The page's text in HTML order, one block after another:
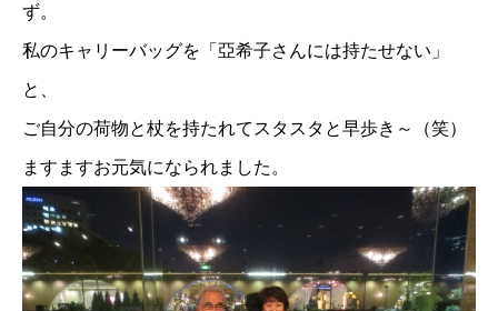
ず。
私のキャリーバッグを「亞希子さんには持たせない」
と、
ご自分の荷物と杖を持たれてスタスタと早歩き～（笑）
ますますお元気になられました。